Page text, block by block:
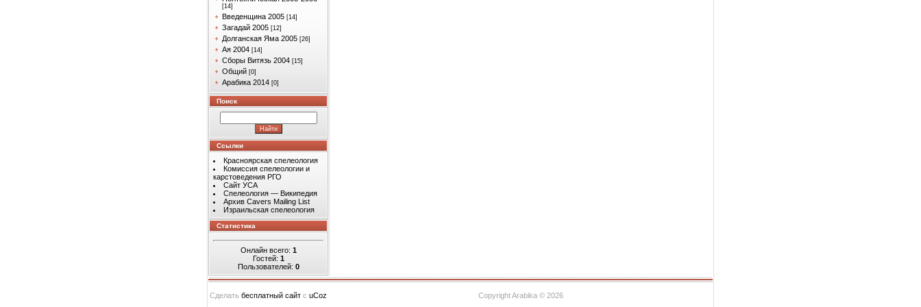
[14]
Введенщина 2005 [14]
Загадай 2005 [12]
Долганская Яма 2005 [26]
Ая 2004 [14]
Сборы Витязь 2004 [15]
Общий [0]
Арабика 2014 [0]
Поиск
Ссылки
Красноярская спелеология
Комиссия спелеологии и
карстоведения РГО
Сайт УСА
Спелеология — Википедия
Архив Cavers Mailing List
Израильская спелеология
Статистика
Онлайн всего: 1
Гостей: 1
Пользователей: 0
Сделать бесплатный сайт с uCoz Copyright Arabika © 2026